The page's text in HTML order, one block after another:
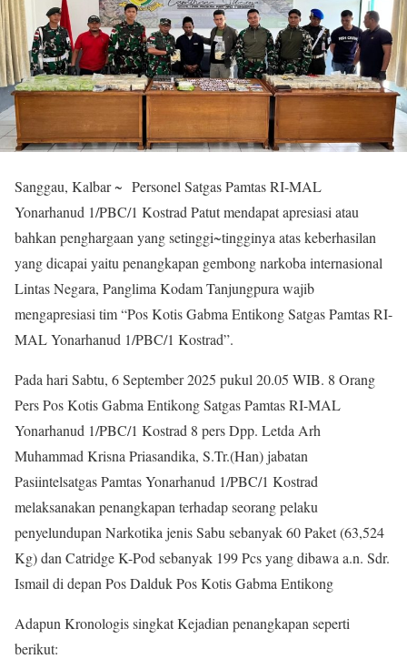
Sanggau, Kalbar ~ Personel Satgas Pamtas RI-MAL
Yonarhanud 1/PBC/1 Kostrad Patut mendapat apresiasi atau
bahkan penghargaan yang setinggi~tingginya atas keberhasilan
yang dicapai yaitu penangkapan gembong narkoba internasional
Lintas Negara, Panglima Kodam Tanjungpura wajib
mengapresiasi tim “Pos Kotis Gabma Entikong Satgas Pamtas RI-
MAL Yonarhanud 1/PBC/1 Kostrad”.
Pada hari Sabtu, 6 September 2025 pukul 20.05 WIB. 8 Orang
Pers Pos Kotis Gabma Entikong Satgas Pamtas RI-MAL
Yonarhanud 1/PBC/1 Kostrad 8 pers Dpp. Letda Arh
Muhammad Krisna Priasandika, S.Tr.(Han) jabatan
Pasiintelsatgas Pamtas Yonarhanud 1/PBC/1 Kostrad
melaksanakan penangkapan terhadap seorang pelaku
penyelundupan Narkotika jenis Sabu sebanyak 60 Paket (63,524
Kg) dan Catridge K-Pod sebanyak 199 Pcs yang dibawa a.n. Sdr.
Ismail di depan Pos Dalduk Pos Kotis Gabma Entikong
Adapun Kronologis singkat Kejadian penangkapan seperti
berikut: